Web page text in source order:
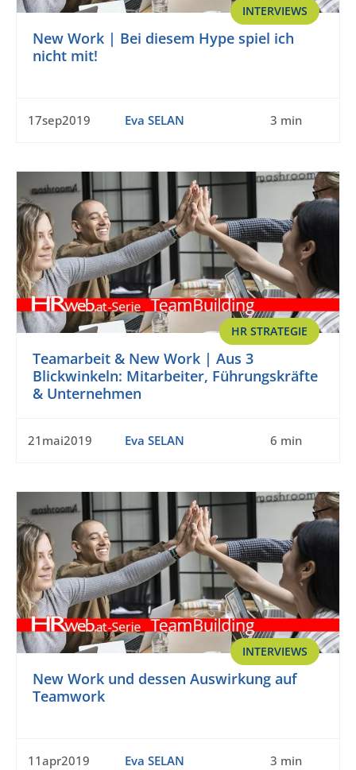
INTERVIEWS
New Work | Bei diesem Hype spiel ich
nicht mit!
17sep2019 Eva SELAN 3 min
HR STRATEGIE
Teamarbeit & New Work | Aus 3
Blickwinkeln: Mitarbeiter, Führungskräfte
& Unternehmen
21mai2019 Eva SELAN 6 min
INTERVIEWS
New Work und dessen Auswirkung auf
Teamwork
11apr2019 Eva SELAN 3 min